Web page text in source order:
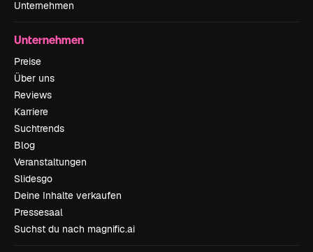
Unternehmen
Unternehmen
Preise
Über uns
Reviews
Karriere
Suchtrends
Blog
Veranstaltungen
Slidesgo
Deine Inhalte verkaufen
Pressesaal
Suchst du nach magnific.ai